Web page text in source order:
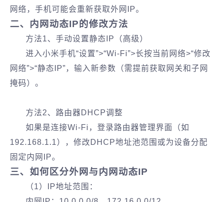
网络，手机可能会重新获取外网IP。
二、内网动态IP的修改方法
方法1、手动设置静态IP（高级）‌
进入小米手机“设置”>“Wi-Fi”>长按当前网络>“修改
网络”>“静态IP”，输入新参数（需提前获取网关和子网
掩码）。
方法2、路由器DHCP调整‌
如果是连接Wi-Fi，登录路由器管理界面（如
192.168.1.1），修改DHCP地址池范围或为设备分配
固定内网IP。
三、如何区分外网与内网动态IP
（1）IP地址范围‌：